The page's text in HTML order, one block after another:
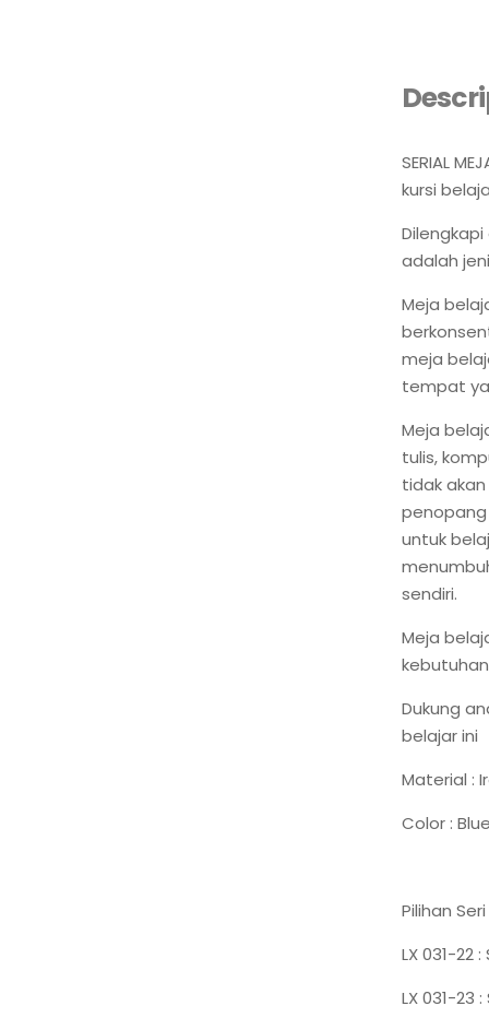
SERIAL
kursi
adalah
Meja
meja
tempat
Meja
tulis,
tidak
untuk
sendiri.
Meja
Dukung
belajar ini
Material :
Color :
Pilihan
LX 031-22
LX 031-23